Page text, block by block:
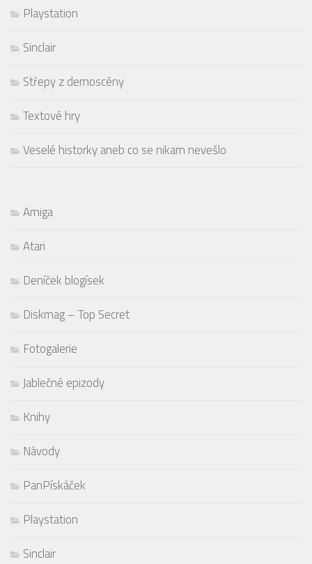
Playstation
Sinclair
Střepy z demoscény
Textové hry
Veselé historky aneb co se nikam nevešlo
Amiga
Atari
Deníček blogísek
Diskmag – Top Secret
Fotogalerie
Jablečné epizody
Knihy
Návody
PanPískáček
Playstation
Sinclair